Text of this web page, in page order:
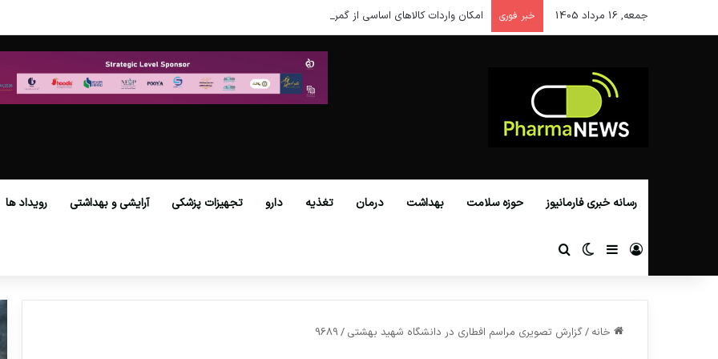
جمعه, 16 مرداد 1405 خبر فوری امکان واردات کالاهای اساسی از گمرکات همه استان‌ها فراهم شد.
رسانه خبری فارمانیوز حوزه سلامت بهداشت درمان تغذیه دارو تجهیزات پزشکی آرایشی و بهداشتی رویداد ها
ورود سایدبارتغییر پوسته
خانه /گزارش تصویری مراسم افطاری در دانشگاه شهید بهشتی /
9689